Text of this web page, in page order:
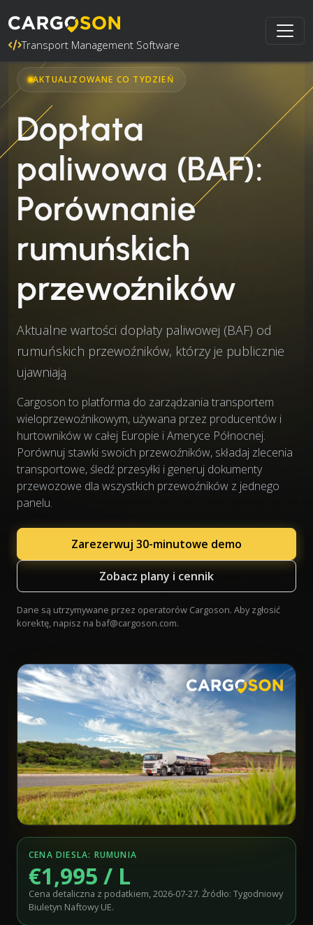
Transport Management Software
AKTUALIZOWANE CO TYDZIEŃ
Dopłata
paliwowa (BAF):
Porównanie
rumuńskich
przewoźników
Aktualne wartości dopłaty paliwowej (BAF) od
rumuńskich przewoźników, którzy je publicznie
ujawniają
Cargoson to platforma do zarządzania transportem
wieloprzewoźnikowym, używana przez producentów i
hurtowników w całej Europie i Ameryce Północnej.
Porównuj stawki swoich przewoźników, składaj zlecenia
transportowe, śledź przesyłki i generuj dokumenty
przewozowe dla wszystkich przewoźników z jednego
panelu.
Zarezerwuj 30-minutowe demo
Zobacz plany i cennik
Dane są utrzymywane przez operatorów Cargoson. Aby zgłosić
korektę, napisz na baf@cargoson.com.
CENA DIESLA: RUMUNIA
€1,995 / L
Cena detaliczna z podatkiem, 2026-07-27. Źródło: Tygodniowy
Biuletyn Naftowy UE.